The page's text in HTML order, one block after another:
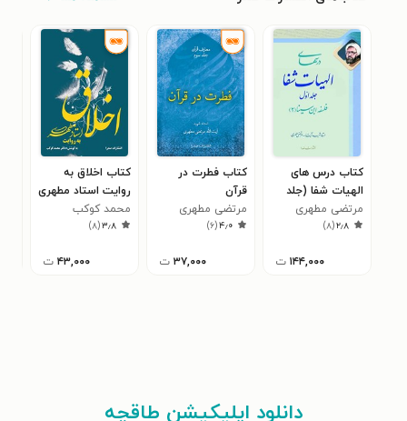
کتاب درس های
الهیات شفا (جلد
اول)
مرتضی مطهری
۲٫۸(۸)
۱۴۴,۰۰۰ ت
کتاب فطرت در
قرآن
مرتضی مطهری
۴٫۰(۶)
۳۷,۰۰۰ ت
کتاب اخلاق به
روایت استاد مطهری
محمد کوکب
۳٫۸(۸)
۴۳,۰۰۰ ت
دانلود اپلیکیشن طاقچه